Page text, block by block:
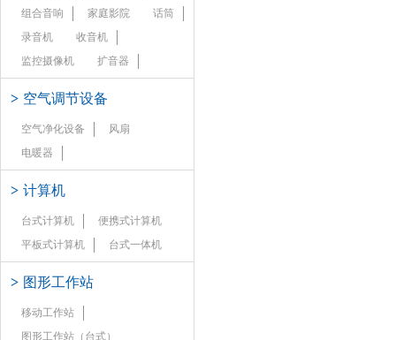
组合音响
家庭影院
话筒
录音机
收音机
监控摄像机
扩音器
> 空气调节设备
空气净化设备
风扇
电暖器
> 计算机
台式计算机
便携式计算机
平板式计算机
台式一体机
> 图形工作站
移动工作站
图形工作站（台式）